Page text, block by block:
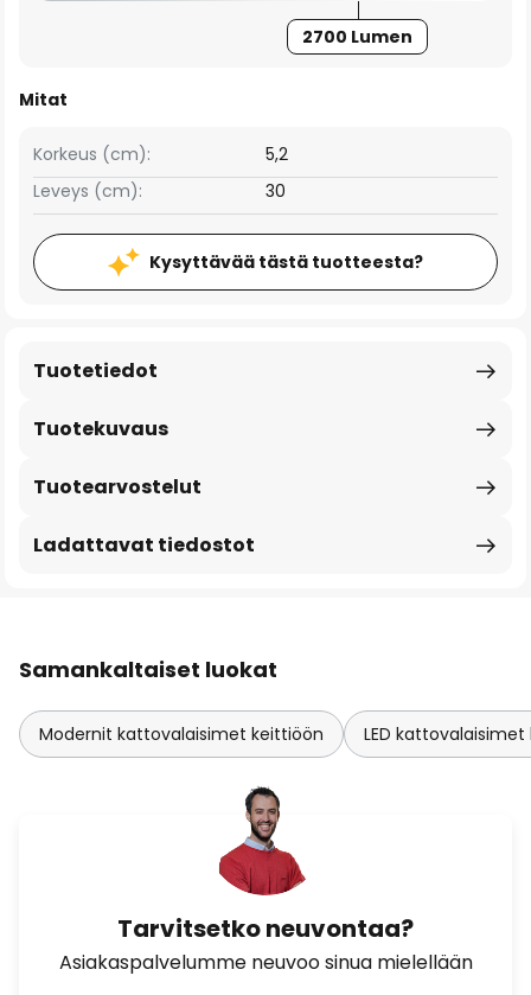
2700 Lumen
Mitat
Leveys (cm): 30
Korkeus (cm): 5,2
Kysyttävää tästä tuotteesta?
Tuotekuvaus
Tuotetiedot
Tuotearvostelut
Ladattavat tiedostot
Samankaltaiset luokat
Modernit kattovalaisimet keittiöön LED
Tarvitsetko neuvontaa?
Asiakaspalvelumme neuvoo sinua mielellään